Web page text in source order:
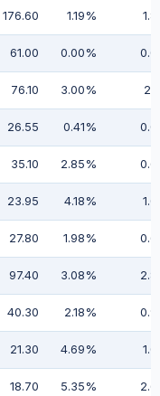
176.60 1.19%
61.00 0.00%
76.10 3.00%
26.55 0.41%
35.10 2.85%
23.95 4.18%
27.80 1.98%
97.40 3.08%
40.30 2.18%
21.30 4.69%
18.70 5.35%